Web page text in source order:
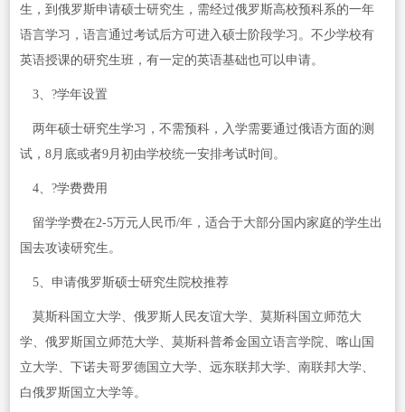
生，到俄罗斯申请硕士研究生，需经过俄罗斯高校预科系的一年
语言学习，语言通过考试后方可进入硕士阶段学习。不少学校有
英语授课的研究生班，有一定的英语基础也可以申请。
3、?学年设置
两年硕士研究生学习，不需预科，入学需要通过俄语方面的测
试，8月底或者9月初由学校统一安排考试时间。
4、?学费费用
留学学费在2-5万元人民币/年，适合于大部分国内家庭的学生出
国去攻读研究生。
5、申请俄罗斯硕士研究生院校推荐
莫斯科国立大学、俄罗斯人民友谊大学、莫斯科国立师范大
学、俄罗斯国立师范大学、莫斯科普希金国立语言学院、喀山国
立大学、下诺夫哥罗德国立大学、远东联邦大学、南联邦大学、
白俄罗斯国立大学等。